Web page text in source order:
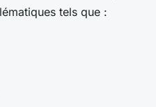
tels que :